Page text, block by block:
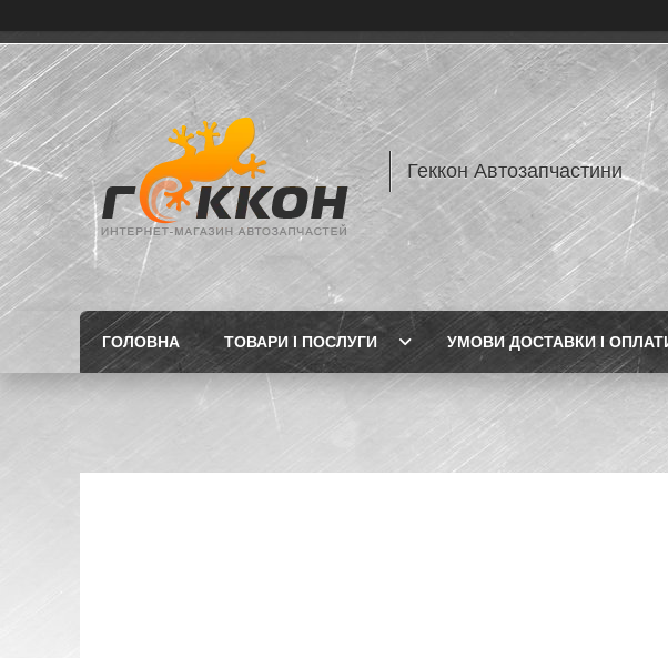
Геккон Автозапчастини
ГОЛОВНА ТОВАРИ І ПОСЛУГИ УМОВИ ДОСТАВКИ І